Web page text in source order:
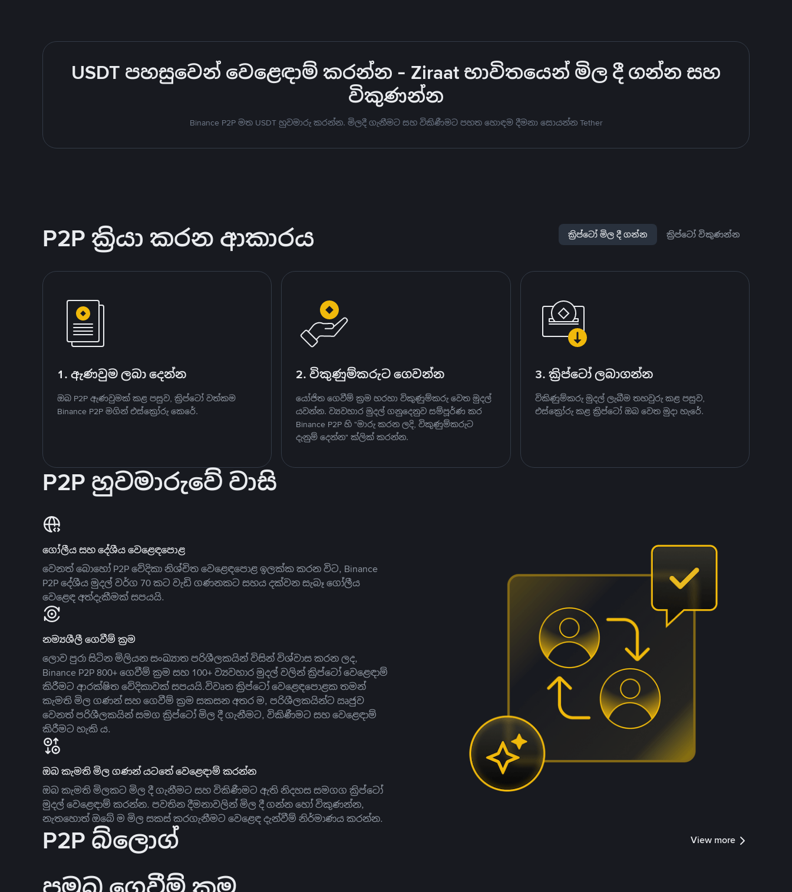
USDT පහසුවෙන් වෙළෙඳාම් කරන්න - Ziraat භාවිතයෙන් මිල දී ගන්න සහ
විකුණන්න
Binance P2P මත USDT හුවමාරු කරන්න. මිලදී ගැනීමට සහ විකිණීමට පහත හොඳම දීමනා සොයන්න Tether
P2P ක්‍රියා කරන ආකාරය ක්‍රිප්ටෝ මිල දී ගන්න ක්‍රිප්ටෝ විකුණන්න
1. ඇණවුම ලබා දෙන්න
ඔබ P2P ඇණවුමක් කළ පසුව, ක්‍රිප්ටෝ වත්කම
Binance P2P මගින් එස්ක්‍රෝරු කෙරේ.
2. විකුණුම්කරුට ගෙවන්න
යෝජිත ගෙවීම් ක්‍රම හරහා විකුණුම්කරු වෙත මුදල්
යවන්න. ව්‍යවහාර මුදල් ගනුදෙනුව සම්පූර්ණ කර
Binance P2P හි "මාරු කරන ලදි, විකුණුම්කරුට
දැනුම් දෙන්න" ක්ලික් කරන්න.
3. ක්‍රිප්ටෝ ලබාගන්න
විකිණුම්කරු මුදල් ලැබීම තහවුරු කළ පසුව,
එස්ක්‍රෝරු කළ ක්‍රිප්ටෝ ඔබ වෙත මුදා හැරේ.
P2P හුවමාරුවේ වාසි
ගෝලීය සහ දේශීය වෙළෙඳපොළ
වෙනත් බොහෝ P2P වේදිකා නිශ්චිත වෙළෙඳපොළ ඉලක්ක කරන විට, Binance
P2P දේශීය මුදල් වර්ග 70 කට වැඩි ගණනකට සහය දක්වන සැබෑ ගෝලීය
වෙළෙඳ අත්දැකීමක් සපයයි.
නම්‍යශීලී ගෙවීම් ක්‍රම
ලොව පුරා සිටින මිලියන සංඛ්‍යාත පරිශීලකයින් විසින් විශ්වාස කරන ලද,
Binance P2P 800+ ගෙවීම් ක්‍රම සහ 100+ ව්‍යවහාර මුදල් වලින් ක්‍රිප්ටෝ වෙළෙඳාම්
කිරීමට ආරක්ෂිත වේදිකාවක් සපයයි.විවෘත ක්‍රිප්ටෝ වෙළෙඳපොළක තමන්
කැමති මිල ගණන් සහ ගෙවීම් ක්‍රම සකසන අතර ම, පරිශීලකයින්ට ඍජුව
වෙනත් පරිශීලකයින් සමග ක්‍රිප්ටෝ මිල දී ගැනීමට, විකිණීමට සහ වෙළෙඳාම්
කිරීමට හැකි ය.
ඔබ කැමති මිල ගණන් යටතේ වෙළෙඳාම් කරන්න
ඔබ කැමති මිලකට මිල දී ගැනීමට සහ විකිණීමට ඇති නිදහස සමගග ක්‍රිප්ටෝ
මුදල් වෙළෙඳාම් කරන්න. පවතින දීමනාවලින් මිල දී ගන්න හෝ විකුණන්න,
නැතහොත් ඔබේ ම මිල සකස් කරගැනීමට වෙළෙඳ දැන්වීම් නිර්මාණය කරන්න.
P2P බ්ලොග් View more